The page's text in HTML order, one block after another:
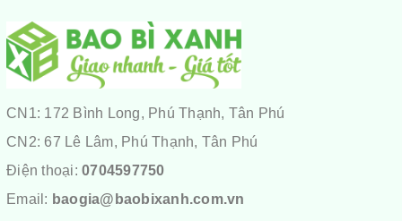
CN1: 172 Bình Long, Phú Thạnh, Tân Phú
CN2: 67 Lê Lâm, Phú Thạnh, Tân Phú
Điện thoại: 0704597750
Email: baogia@baobixanh.com.vn